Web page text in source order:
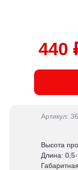
Артикул:
Высота
Длина:
440